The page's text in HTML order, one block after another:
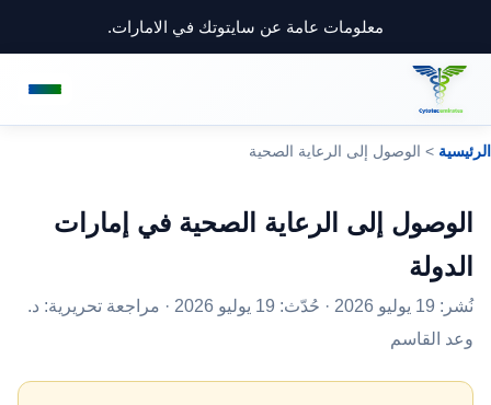
معلومات عامة عن سايتوتك في الامارات.
الرئيسية > الوصول إلى الرعاية الصحية
الوصول إلى الرعاية الصحية في إمارات
الدولة
نُشر: 19 يوليو 2026 · حُدّث: 19 يوليو 2026 · مراجعة تحريرية:
د.
وعد القاسم